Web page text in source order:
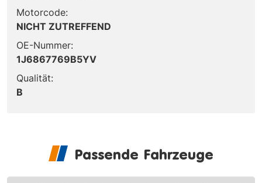
Motorcode:
NICHT ZUTREFFEND
OE-Nummer:
1J6867769B5YV
Qualität:
B
Passende Fahrzeuge